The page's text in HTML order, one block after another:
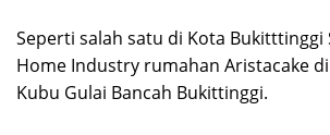
Seperti salah satu di Kota Bukitttinggi
Home Industry rumahan Aristacake di
Kubu Gulai Bancah Bukittinggi.